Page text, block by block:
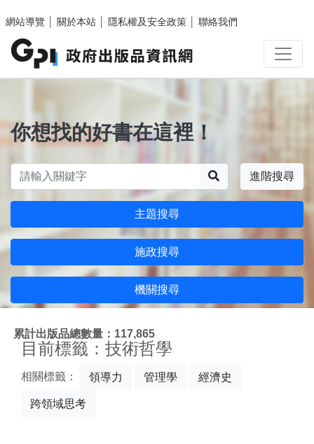
網站導覽
關於本站 隱私權及安全政策 聯絡我們
你想找的好書在這裡！
進階搜尋
主題搜尋
施政搜尋
機關搜尋
累計出版品總數量：117,865
目前標籤：技術哲學
相關標籤： 領導力 管理學 經濟史
跨領域思考